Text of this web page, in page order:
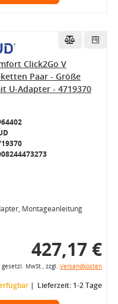
Click2Go V
Paar - Größe
U-Adapter - 4719370
Montageanleitung
427,17 €
MwSt., zzgl. Versandkosten
Lieferzeit: 1-2 Tage